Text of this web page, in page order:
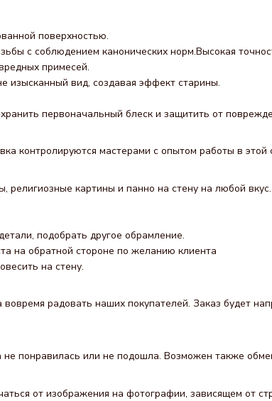
поверхностью.
с соблюдением канонических норм.Высокая
примесей.
изысканный вид, создавая эффект старины.
первоначальный блеск и защитить от
контролируются мастерами с опытом работы в этой
религиозные картины и панно на стену на любой вкус.
подобрать другое обрамление.
на обратной стороне по желанию клиента
на стену.
радовать наших покупателей. Заказ будет
понравилась или не подошла. Возможен также
от изображения на фотографии, зависящем от